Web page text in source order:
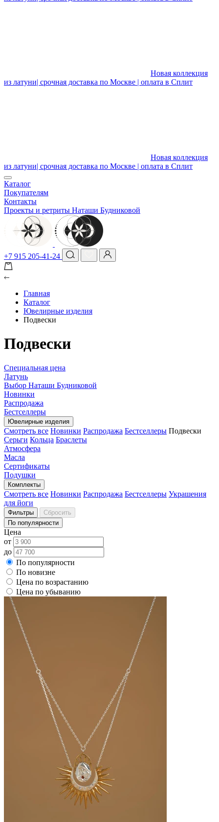
Новая коллекция
из латуни| срочная доставка по Москве | оплата в Сплит
Новая коллекция
из латуни| срочная доставка по Москве | оплата в Сплит
Каталог
Покупателям
Контакты
Проекты и ретриты Наташи Будниковой
+7 915 205-41-24
Главная
Каталог
Ювелирные изделия
Подвески
Подвески
Специальная цена
Латунь
Выбор Наташи Будниковой
Новинки
Распродажа
Бестселлеры
Ювелирные изделия
Смотреть все Новинки Распродажа Бестселлеры Подвески
Серьги Кольца Браслеты
Атмосфера
Масла
Сертификаты
Подушки
Комплекты
Смотреть все Новинки Распродажа Бестселлеры Украшения
для йоги
Фильтры
Сбросить
По популярности
Цена
от
до
По популярности
По новизне
Цена по возрастанию
Цена по убыванию